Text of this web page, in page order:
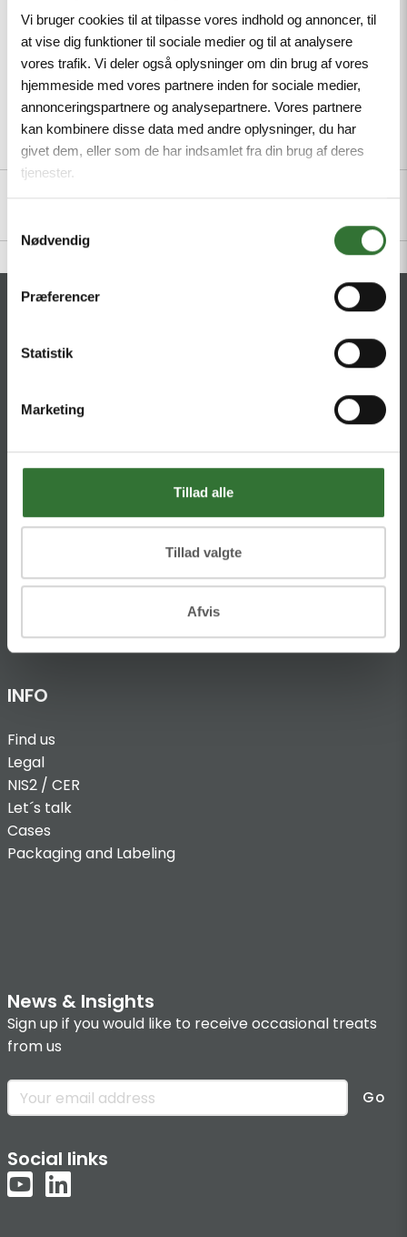
Vi bruger cookies til at tilpasse vores indhold og annoncer, til
at vise dig funktioner til sociale medier og til at analysere
vores trafik. Vi deler også oplysninger om din brug af vores
hjemmeside med vores partnere inden for sociale medier,
annonceringspartnere og analysepartnere. Vores partnere
kan kombinere disse data med andre oplysninger, du har
givet dem, eller som de har indsamlet fra din brug af deres
tjenester.
Nødvendig
Præferencer
Statistik
Marketing
Tillad alle
Tillad valgte
Afvis
Description Specifications Files
CONTACT
HQ:Hans Følsgaard A/S
DK-4600 Køge
Ellemosen 4
DK-8680 RY
+45 4320 8600
denmark@folsgaard.com
INFO
Find us
Legal
NIS2 / CER
Let´s talk
Cases
Packaging and Labeling
News & Insights
Sign up if you would like to receive occasional treats
from us
Go
Social links